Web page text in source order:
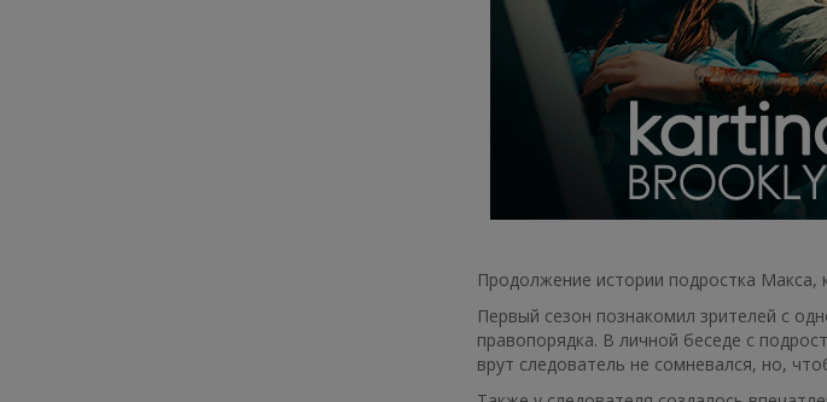
Продолжение истории подростка Макса,
Первый сезон познакомил зрителей с
правопорядка. В личной беседе с
врут следователь не сомневался, но,